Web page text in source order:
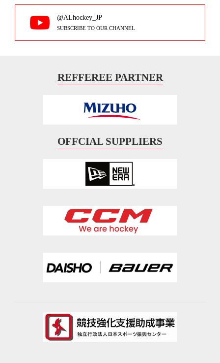
@ALhockey_JP
SUBSCRIBE TO OUR CHANNEL
REFFEREE PARTNER
OFFCIAL SUPPLIERS